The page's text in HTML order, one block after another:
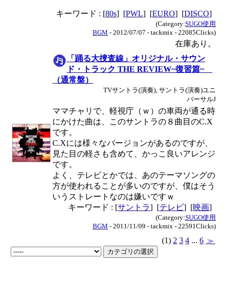
キーワード : [80s] [PWL] [EURO] [DISCO]
(Category:SUGO使用
BGM - 2012/07/07 - tackmix - 22085Clicks)
在庫あり。
「踊る大捜査線」オリジナル・サウン
ド・トラック THE REVIEW~復習篇~
（通常盤）
TVサントラ(演奏), サントラ(演奏)ユニ
バーサルJ
ママチャリで、軽視庁（ｗ）の車両が通る時
にかけた曲は、このサントラの８曲目のC.X
です。
C.Xには様々なバージョンがあるのですが、
見た目の軽さも含めて、かっこ良いアレンジ
です。
よく、テレビとかでは、あのテーマソングの
方が使われることが多いのですが、僕はそう
いうストレートなのは嫌いですｗ
キーワード : [サントラ] [テレビ] [映画]
(Category:SUGO使用
BGM - 2011/11/09 - tackmix - 22591Clicks)
(1) 2 3 4 ... 6 ≫